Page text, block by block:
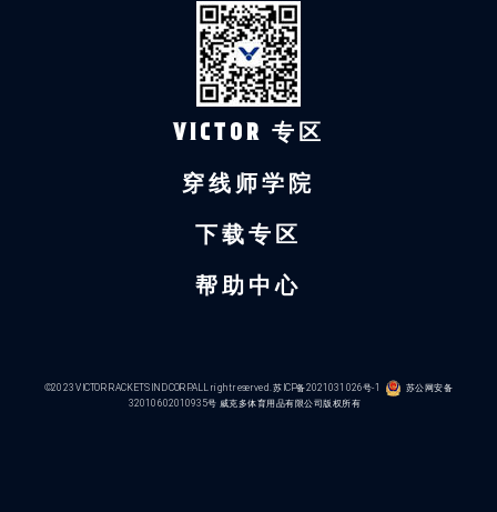
VICTOR 专区
穿线师学院
下载专区
帮助中心
©2023 VICTOR RACKETS IND CORP.ALL right reserved.苏ICP备2021031026号-1 苏公网安备
32010602010935号 威克多体育用品有限公司版权所有